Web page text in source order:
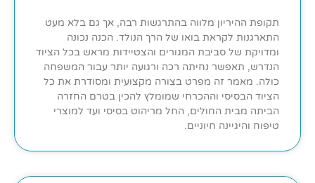
תקופת ההיריון מלווה בהתרגשות רבה, אך גם בלא מעט
התארגנות לקראת בואו של הרך הנולד. הכנה נכונה
ומדויקת של סביבת המגורים והצטיידות מראש בכל הציוד
הנדרש, תאפשר נחיתה רכה ורגועה יותר עבור המשפחה
כולה. מאמר זה מפרט בצורה מקצועית ומסודרת את כל
הציוד הבסיסי וההכרחי שמומלץ להכין בטרם החזרה
הביתה מבית החולים, החל מריהוט בסיסי ועד למוצרי
טיפוח והיגיינה חיוניים.